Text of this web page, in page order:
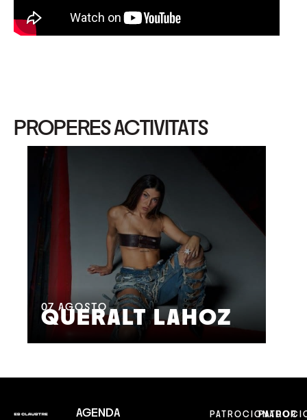
PROPERES ACTIVITATS
07 AGOSTO
QUERALT LAHOZ
AGENDA
PATROCIONADOR